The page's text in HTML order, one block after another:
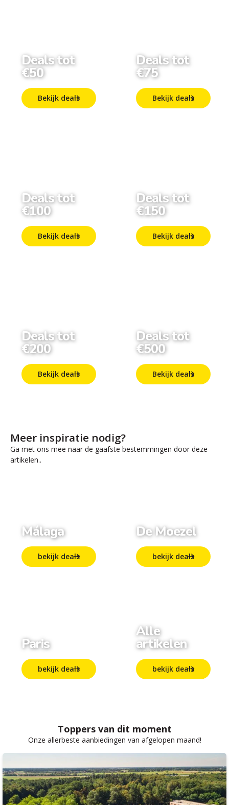
Deals tot
€50
Bekijk deals
Deals tot
€75
Bekijk deals
Deals tot
€100
Bekijk deals
Deals tot
€150
Bekijk deals
Deals tot
€200
Bekijk deals
Deals tot
€500
Bekijk deals
Meer inspiratie nodig?
Ga met ons mee naar de gaafste bestemmingen door deze
artikelen..
Málaga
bekijk deals
De Moezel
bekijk deals
Paris
bekijk deals
Alle
artikelen
bekijk deals
Toppers van dit moment
Onze allerbeste aanbiedingen van afgelopen maand!